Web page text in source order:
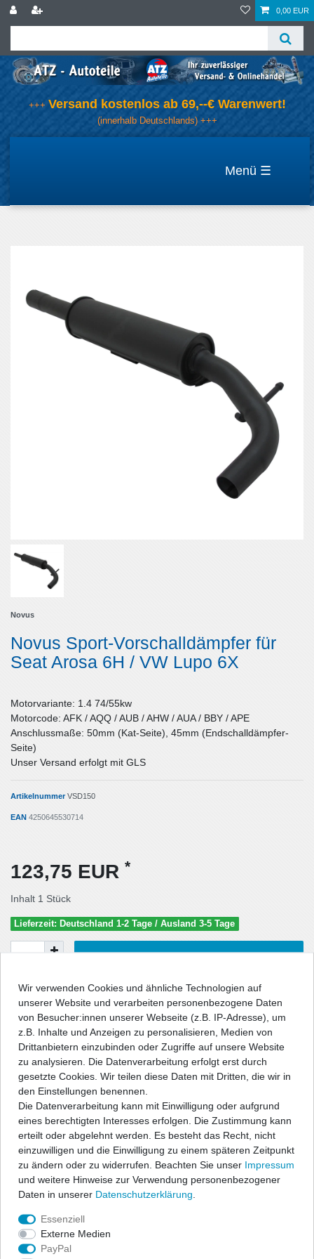
0,00 EUR
+++ Versand kostenlos ab 69,--€ Warenwert!
(innerhalb Deutschlands) +++
☰
Novus
Novus Sport-Vorschalldämpfer für
Seat Arosa 6H / VW Lupo 6X
Motorvariante: 1.4 74/55kw
Motorcode: AFK / AQQ / AUB / AHW / AUA / BBY / APE
Anschlussmaße: 50mm (Kat-Seite), 45mm (Endschalldämpfer-
Seite)
Unser Versand erfolgt mit GLS
ArtikelnummerVSD150
EAN 4250645530714
123,75 EUR *
Inhalt 1 Stück
Lieferzeit: Deutschland 1-2 Tage / Ausland 3-5 Tage
* inkl. ges. MwSt. zzgl.Versandkosten
Beschreibung
Technische Daten
Dieser Sport-Vorschalldämpfer von NOVUS ersetzt den originalen
Wir verwenden Cookies und ähnliche Technologien auf
unserer Website und verarbeiten personenbezogene Daten
von Besucher:innen unserer Webseite (z.B. IP-Adresse), um
z.B. Inhalte und Anzeigen zu personalisieren, Medien von
Drittanbietern einzubinden oder Zugriffe auf unsere Website
zu analysieren. Die Datenverarbeitung erfolgt erst durch
gesetzte Cookies. Wir teilen diese Daten mit Dritten, die wir in
den Einstellungen benennen.
Die Datenverarbeitung kann mit Einwilligung oder aufgrund
eines berechtigten Interesses erfolgen. Die Zustimmung kann
erteilt oder abgelehnt werden. Es besteht das Recht, nicht
einzuwilligen und die Einwilligung zu einem späteren Zeitpunkt
zu ändern oder zu widerrufen. Beachten Sie unser Impressum
und weitere Hinweise zur Verwendung personenbezogener
Daten in unserer Daten­schutz­erklärung
Essenziell
Externe Medien
PayPal